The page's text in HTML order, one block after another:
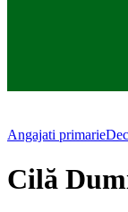
Angajati primarie
Cilă